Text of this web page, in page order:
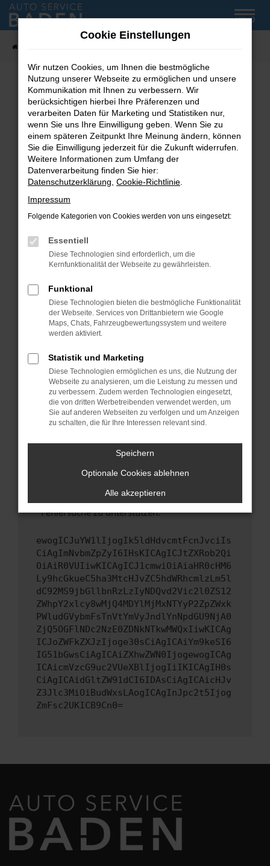
Zum
Hauptinhalt
MENÜ
Fehler: Network Error
Beim Laden ist ein Fehler aufgetreten.
Hier sind ein paar Tipps, die dir helfen können:
Überprüfe deine Firewall und deine
Internetverbindung.
Laden andere Webseiten, zum Beispiel deine
Suchmaschine?
Prüfe deine Browsererweiterungen.
können das Laden bestimmter Seiten
verhindern. Funktioniert die Seite in einem
Fenster?
Starte dein Gerät neu.
Das kann manchmal helfen, vorübergehende
Probleme zu beheben.
Betriebssystem auf dem neuesten Stand
sind.
Veraltete Software birgt nicht nur ein
Sicherheitsrisiko, sondern kann auch dazu
führen, dass bestimmte Funktionen nicht mehr
unterstützt werden.
Wende dich an den Webseitenbetreiber.
Wenn du alle oben genannten Schritte versucht
hast, kontaktiere uns bitte. Wir werden
uns diesen Text schicken, um uns bei der
Fehlersuche zu unterstützen:
ewogICJuYW1lIjogIk5ldHdvcmtFcnJvciIs
CiAgImNvbmZpZyI6IHsKICAgICJtZXRob2Qi
OiAiR0VUIiwKICAgICJ1cmwiOiAiaHR0cHM6
Ly9hcGkueC5ha3MtcHJvZC5hdWRhcmlzLm5l
dC92MS9jbGllbnRzLzIyNDQvd2Vic2l0ZS12
ZWhpY2xlcy8wMjQ4MDYlMjMxNTYyP2ZpZWxk
PWludGVybmFsTnVtYmVyJndlYnNpdGU9NjA0
ZjQ5OGFlNDc2NzE0ZDNkNTkwMWQxIiwKICAg
ICJoZWFkZXJzIjoge30sCiAgICAiYm9keSI6
IG51bGwsCiAgICAiZXhwZWN0IjogewogICAg
ICAicmVzcG9uc2VUeXBlIjogIiIKICAgIH0s
CiAgICAidGltZW91dCI6IDAsCiAgICAicHJv
Z3Jlc3MiOiBudWxsLAogICAgInJpc2t5Ijog
ZmFsc2UKICB9Cn0=
Cookie Einstellungen
Wir nutzen Cookies, um Ihnen die bestmögliche
Nutzung unserer Webseite zu ermöglichen und unsere
Kommunikation mit Ihnen zu verbessern. Wir
berücksichtigen hierbei Ihre Präferenzen und
verarbeiten Daten für Marketing und Statistiken nur,
wenn Sie uns Ihre Einwilligung geben. Wenn Sie zu
einem späteren Zeitpunkt Ihre Meinung ändern, können
Sie die Einwilligung jederzeit für die Zukunft widerrufen.
Weitere Informationen zum Umfang der
Datenverarbeitung finden Sie hier:
Datenschutzerklärung Cookie-Richtlinie
Impressum
Folgende Kategorien von Cookies werden von uns eingesetzt:
Essentiell
Diese Technologien sind erforderlich, um die
Kernfunktionalität der Webseite zu gewährleisten.
Funktional
Diese Technologien bieten die bestmögliche Funktionalität
der Webseite. Services von Drittanbietern wie Google
Maps, Chats, Fahrzeugbewertungssystem und weitere
werden aktiviert.
Statistik und Marketing
Diese Technologien ermöglichen es uns, die Nutzung der
Webseite zu analysieren, um die Leistung zu messen und
zu verbessern. Zudem werden Technologien eingesetzt,
die von dritten Werbetreibenden verwendet werden, um
Sie auf anderen Webseiten zu verfolgen und um Anzeigen
zu schalten, die für Ihre Interessen relevant sind.
Speichern
Optionale Cookies ablehnen
Alle akzeptieren